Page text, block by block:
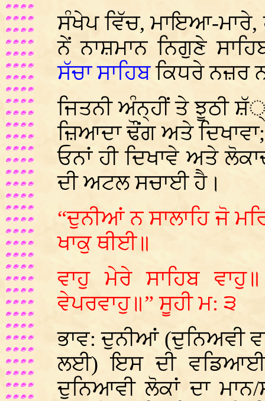
ਸੰਖੇਪ ਵਿੱਚ, ਮਾਇਆ-ਮਾਰੇ,
ਨੇਂ ਨਾਸ਼ਮਾਨ ਨਿਗੁਣੇ
ਸੱਚਾ ਸਾਹਿਬਕਿਧਰੇ ਨਜ਼ਰ
ਜਿਤਨੀ ਅੰਨ੍ਹੀਂ ਤੇ ਝੂਠੀ
ਜ਼ਿਆਦਾ ਢੌਂਗ ਅਤੇ ਦਿਖਾਵਾ;
ਓਨਾਂ ਹੀ ਦਿਖਾਵੇ ਅਤੇ
ਦੀ ਅਟਲ ਸਚਾਈ ਹੈ।
“ਦੁਨੀਆਂ ਨ ਸਾਲਾਹਿ ਜੋ
ਖਾਕੁ ਥੀਈ॥
ਵਾਹੁ ਮੇਰੇ ਸਾਹਿਬ
ਵੇਪਰਵਾਹੁ॥” ਸੂਹੀ ਮ: ੩
ਭਾਵ: ਦੁਨੀਆਂ (ਦੁਨਿਅਵੀ
ਲਈ) ਇਸ ਦੀ ਵਡਿਆਈ/
ਦੁਨਿਆਵੀ ਲੋਕਾਂ ਦਾ